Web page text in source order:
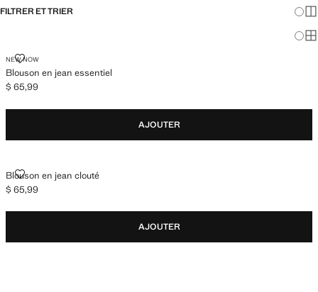
FILTRER ET TRIER
NEW NOW
Blouson en jean essentiel
BLOUSON EN JEAN ESSENTIEL
Prix actuel [$ 65,99 ]
$ 65,99
AJOUTER
Blouson en jean clouté
BLOUSON EN JEAN CLOUTÉ
Prix actuel [$ 65,99 ]
$ 65,99
AJOUTER